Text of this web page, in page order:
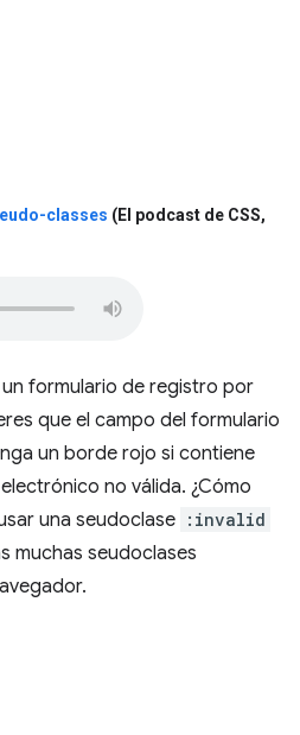
classes (El podcast de CSS,
formulario de registro por
que el campo del formulario
un borde rojo si contiene
no válida. ¿Cómo
una seudoclase :invalid
muchas seudoclases